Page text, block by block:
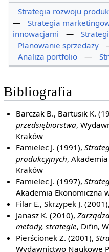
Strategia rozwoju
—
Strategia
innowacjami
—
Planowanie sprzedaży
Analiza portfolio
—
Bibliografia
Barczak B., Bartusik K.
przedsiębiorstwa,
Kraków
Famielec J. (1991),
produkcyjnych,
Kraków
Famielec J. (1997),
Akademia Ekonomiczna
Filar E., Skrzypek J. (2001),
Janasz K. (2010),
metody, strategie, Difin,
Pierścionek Z. (2001),
Wydawnictwo Naukowe